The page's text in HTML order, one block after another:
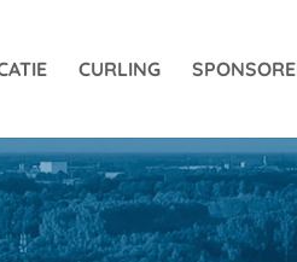
CURLING